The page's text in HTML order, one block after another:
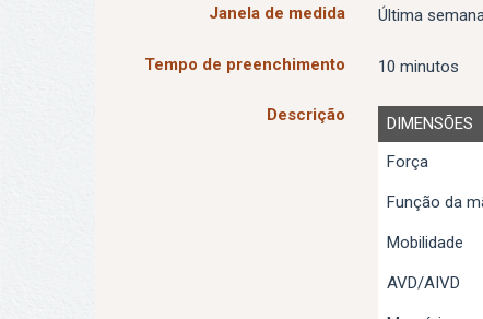
Janela de medida Última
Tempo de preenchimento 10 minutos
Descrição DIMENSÕES
Força
Função da
Mobilidade
AVD/AIVD